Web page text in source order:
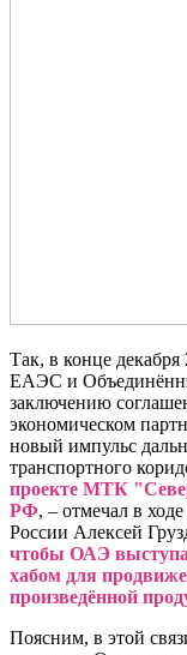
Так, в конце
ЕАЭС и
заключению
экономическом
новый импульс
транспортного
проекте МТК
РФ, – отмечал в
России Алексей
чтобы ОАЭ
хабом для
произведённой
Поясним, в этой